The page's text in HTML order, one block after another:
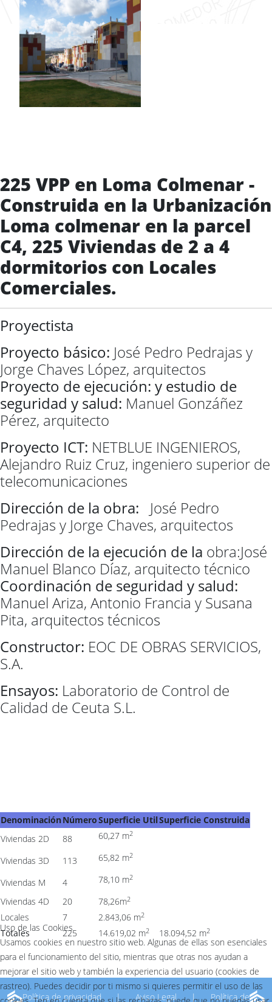
225 VPP en Loma Colmenar -
Construida en la Urbanización
Loma colmenar en la parcel
C4, 225 Viviendas de 2 a 4
dormitorios con Locales
Comerciales.
Proyectista
Proyecto básico: José Pedro Pedrajas y
Jorge Chaves López, arquitectos
Proyecto de ejecución: y estudio de
seguridad y salud: Manuel Gonzáñez
Pérez, arquitecto
Proyecto ICT: NETBLUE INGENIEROS,
Alejandro Ruiz Cruz, ingeniero superior de
telecomunicaciones
Dirección de la obra:
José Pedro
Pedrajas y Jorge Chaves, arquitectos
Dirección de la ejecución de la obra:José
Manuel Blanco Díaz, arquitecto técnico
Coordinación de seguridad y salud:
Manuel Ariza, Antonio Francia y Susana
Pita, arquitectos técnicos
Constructor: EOC DE OBRAS SERVICIOS,
S.A.
Ensayos: Laboratorio de Control de
Calidad de Ceuta S.L.
DenominaciónNúmeroSuperficie UtilSuperficie Construida
Viviendas 2D
88 60,27 m2
Viviendas 3D 113 65,82 m2
Viviendas M 4 78,10 m2
Viviendas 4D 20 78,26m2
Locales 7 2.843,06 m2
Totales 225 14.619,02 m2 18.094,52 m2
Política de privacidad | Aviso Legal | Política de
Uso de las Cookies
Usamos cookies en nuestro sitio web. Algunas de ellas son esenciales
para el funcionamiento del sitio, mientras que otras nos ayudan a
mejorar el sitio web y también la experiencia del usuario (cookies de
rastreo). Puedes decidir por ti mismo si quieres permitir el uso de las